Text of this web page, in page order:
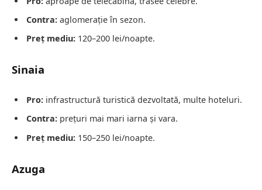
Contra: aglomerație în sezon.
Preț mediu: 120–200 lei/noapte.
Sinaia
Pro: infrastructură turistică dezvoltată, multe hoteluri.
Contra: prețuri mai mari iarna și vara.
Preț mediu: 150–250 lei/noapte.
Azuga